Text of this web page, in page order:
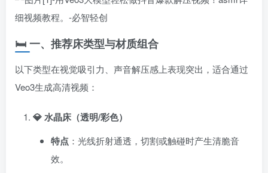
🛏️ ​一、推荐床类型与材质组合
以下类型在视觉吸引力、声音解压感上表现突出，适合通过
Veo3生成高清视频：
💎 水晶床（透明/彩色）​
特点 ​：光线折射通透，切割或触碰时产生清脆音
效。